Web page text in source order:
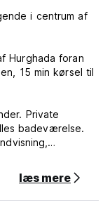
i centrum af
Hurghada foran
15 min kørsel til
Private
badeværelse.
og check-in er
læs mere